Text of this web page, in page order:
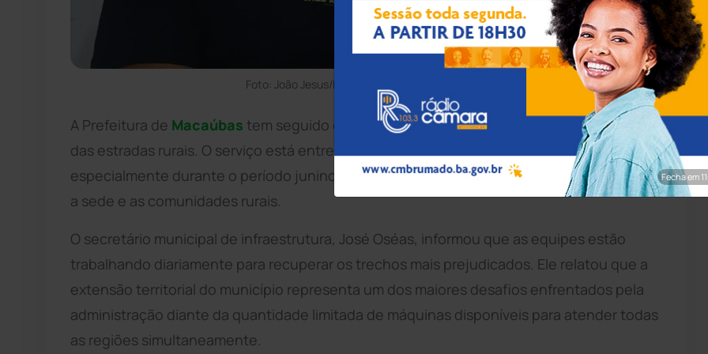
Foto: João Jesus/Macaúbas FM/Achei Sudoeste
A Prefeitura de Macaúbas tem seguido como prioridade um cronograma de recuperação
das estradas rurais. O serviço está entre as principais demandas da população,
especialmente durante o período junino, quando aumenta a circulação de pessoas entre
a sede e as comunidades rurais.
O secretário municipal de infraestrutura, José Oséas, informou que as equipes estão
trabalhando diariamente para recuperar os trechos mais prejudicados. Ele relatou que a
extensão territorial do município representa um dos maiores desafios enfrentados pela
administração diante da quantidade limitada de máquinas disponíveis para atender todas
as regiões simultaneamente.
Fecha em